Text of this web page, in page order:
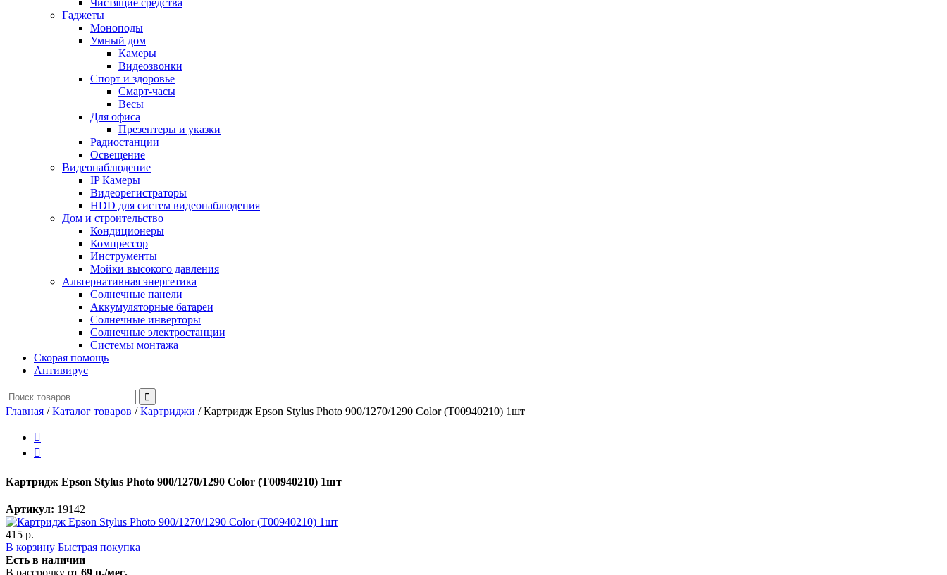
Чистящие средства
Гаджеты
Моноподы
Умный дом
Камеры
Видеозвонки
Спорт и здоровье
Смарт-часы
Весы
Для офиса
Презентеры и указки
Радиостанции
Освещение
Видеонаблюдение
IP Камеры
Видеорегистраторы
HDD для систем видеонаблюдения
Дом и строительство
Кондиционеры
Компрессор
Инструменты
Мойки высокого давления
Альтернативная энергетика
Солнечные панели
Аккумуляторные батареи
Солнечные инверторы
Солнечные электростанции
Системы монтажа
Скорая помощь
Антивирус
Главная /Каталог товаров /Картриджи /Картридж Epson Stylus Photo 900/1270/1290 Color (T00940210) 1шт


Картридж Epson Stylus Photo 900/1270/1290 Color (T00940210) 1шт
Артикул: 19142
415 р.
В корзину Быстрая покупка
Есть в наличии
В рассрочку от 69 р./мес.